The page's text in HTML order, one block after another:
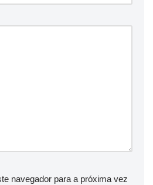
navegador para a próxima vez